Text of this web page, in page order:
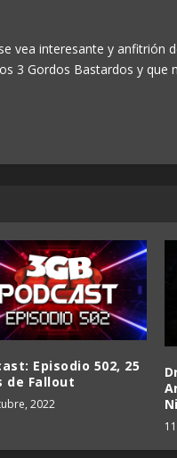
vea interesante y anfitrión
3 Gordos Bastardos y que
Episodio 502, 25
de Fallout
2022